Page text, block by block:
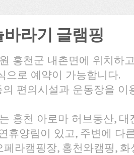
라기 글램핑
홍천군 내촌면에 위치하
으로 예약이 가능합니다.
의 편의시설과 운동장을 이
홍천 아로마 허브동산, 대
휴양림이 있고, 주변에 다
라캠핑장, 홍천와캠핑,